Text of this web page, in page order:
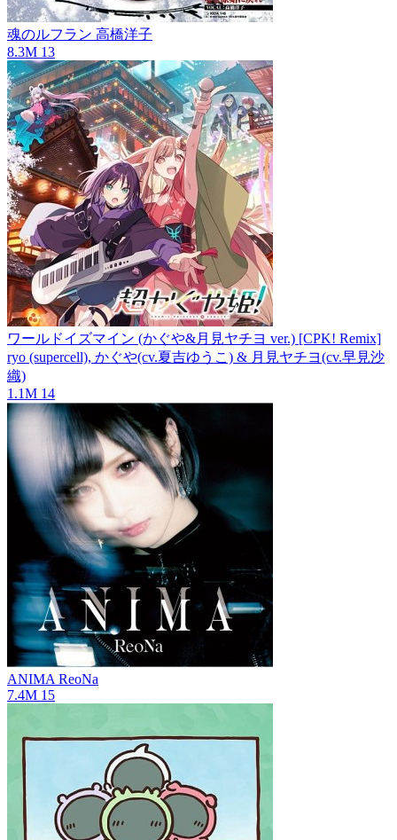
魂のルフラン 高橋洋子
8.3M 13
ワールドイズマイン (かぐや&月見ヤチヨ ver.) [CPK! Remix]
ryo (supercell), かぐや(cv.夏吉ゆうこ) & 月見ヤチヨ(cv.早見沙
織)
1.1M 14
ANIMA ReoNa
7.4M 15